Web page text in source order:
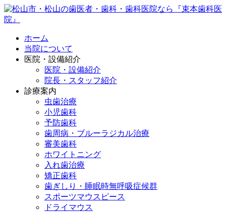
ホーム
当院について
医院・設備紹介
医院・設備紹介
院長・スタッフ紹介
診療案内
虫歯治療
小児歯科
予防歯科
歯周病・ブルーラジカル治療
審美歯科
ホワイトニング
入れ歯治療
矯正歯科
歯ぎしり・睡眠時無呼吸症候群
スポーツマウスピース
ドライマウス